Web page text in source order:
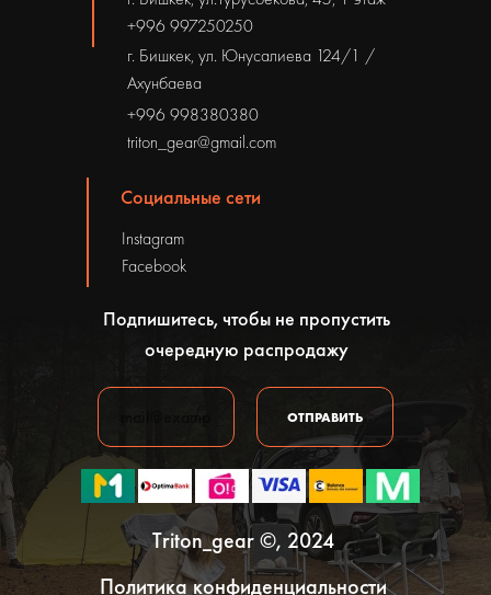
Подпишитесь, чтобы не пропустить
очередную распродажу
Triton_gear ©, 2024
Политика конфиденциальности
ОТПРАВИТЬ
г. Бишкек, ул. Юнусалиева 124/1 /
Ахунбаева
+996 998380380
triton_gear@gmail.com
+996 997250250
Социальные сети
Instagram
Facebook